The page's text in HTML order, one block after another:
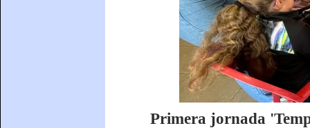
Primera jornada